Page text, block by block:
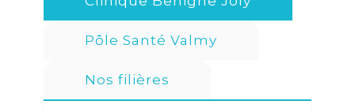
Chimiothérapie
Le Pôle Santé Valmy
Bloc opératoire
IRM Radiologie Scanner
Qualité et sécurité des soins
Comités et commissions
Pôle Santé Valmy
Nos filières